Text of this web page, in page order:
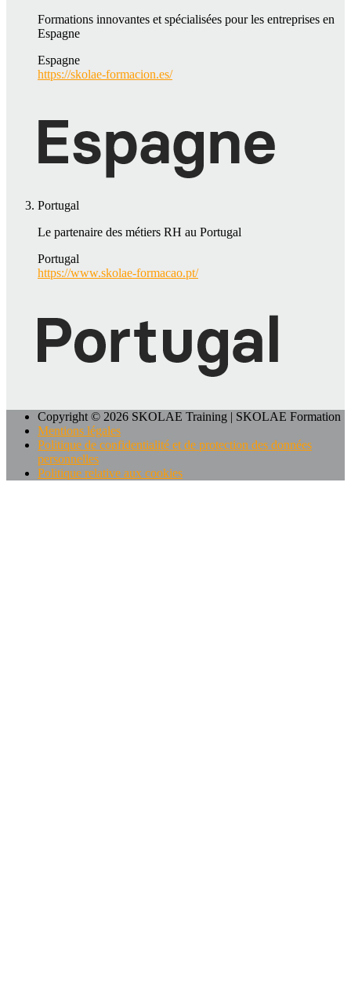
Formations innovantes et spécialisées pour les entreprises en
Espagne
Espagne
https://skolae-formacion.es/
Portugal
Le partenaire des métiers RH au Portugal
Portugal
https://www.skolae-formacao.pt/
Copyright © 2026 SKOLAE Training | SKOLAE Formation
Mentions légales
Politique de confidentialité et de protection des données
personnelles
Politique relative aux cookies